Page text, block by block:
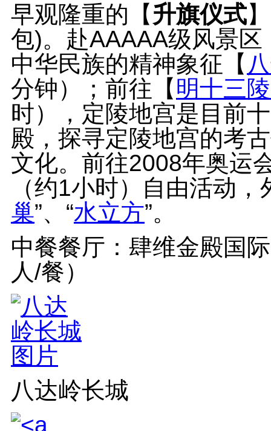
早观隆重的【 升旗仪式
包)。赴AAAAA级风景
中华民族的精神象征【
分钟）；前往【 明十三陵
时），定陵地宫是目前
殿，探寻定陵地宫的考
文化。前往2008年奥运
（约1小时）自由活动
巢”、“水立方”。
中餐餐厅：肆维金殿国
人/餐）
八达岭长城